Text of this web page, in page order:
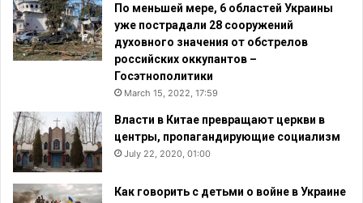
По меньшей мере, 6 областей Украины
уже пострадали 28 сооружений
духовного значения от обстрелов
российских оккупантов –
Госэтнополитики
March 15, 2022, 17:59
Власти в Китае превращают церкви в
центры, пропагандирующие социализм
July 22, 2020, 01:00
Как говорить с детьми о войне в Украине